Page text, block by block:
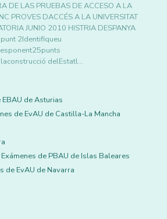
DE LAS PRUEBAS DE ACCESO A LA
PROVES DACCÉS A LA UNIVERSITAT
JUNIO 2010 HISTRIA DESPANYA
2Identifiqueu
delEstatl…
EBAU de Asturias
de EvAU de Castilla-La Mancha
Exámenes de PBAU de Islas Baleares
de EvAU de Navarra